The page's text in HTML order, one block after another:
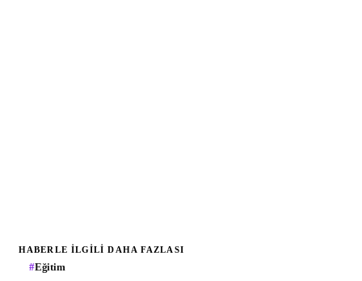
HABERLE ILGILI DAHA FAZLASI
#Eğitim